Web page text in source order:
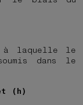
à laquelle le
dans le
(h)